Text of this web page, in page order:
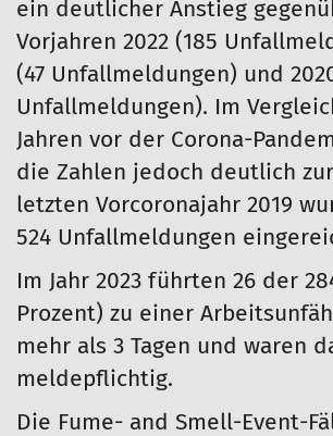
ein deutlicher Anstieg
Vorjahren 2022 (185
(47 Unfallmeldungen) und
Unfallmeldungen). Im
Jahren vor der Corona-
die Zahlen jedoch deutlich
letzten Vorcoronajahr 2019
524 Unfallmeldungen
Im Jahr 2023 führten 26 der
Prozent) zu einer
mehr als 3 Tagen und waren
meldepflichtig.
Die Fume- and Smell-Event-